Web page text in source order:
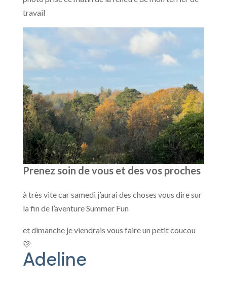
travail
Prenez soin de vous et des vos proches
à très vite car samedi j’aurai des choses vous dire sur
la fin de l’aventure Summer Fun
et dimanche je viendrais vous faire un petit coucou
🩷
Adeline